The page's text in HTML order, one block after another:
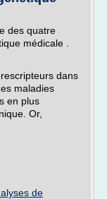
des quatre
médicale .
dans
maladies
en plus
Or,
de